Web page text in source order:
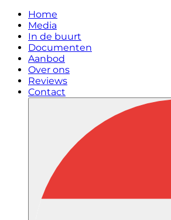
Home
Media
In de buurt
Documenten
Aanbod
Over ons
Reviews
Contact